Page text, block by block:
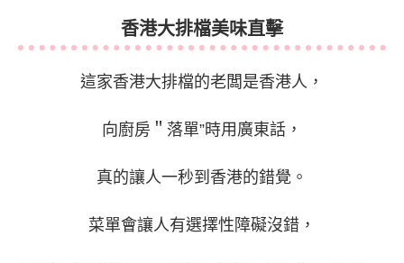
香港大排檔美味直擊
這家香港大排檔的老闆是香港人，
向廚房＂落單”時用廣東話，
真的讓人一秒到香港的錯覺。
菜單會讓人有選擇性障礙沒錯，